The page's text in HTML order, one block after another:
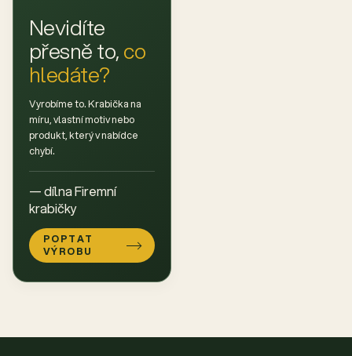
Nevidíte
přesně to,co
hledáte?
Vyrobíme to. Krabička na
míru, vlastní motiv nebo
produkt, který v nabídce
chybí.
— dílna Firemní
krabičky
POPTAT
VÝROBU